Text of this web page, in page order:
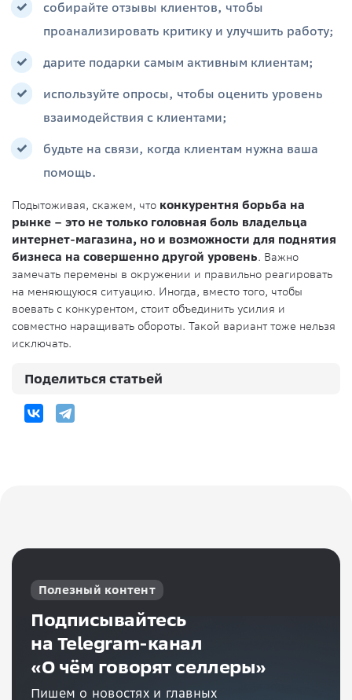
собирайте отзывы клиентов, чтобы
проанализировать критику и улучшить работу;
дарите подарки самым активным клиентам;
используйте опросы, чтобы оценить уровень
взаимодействия с клиентами;
будьте на связи, когда клиентам нужна ваша
помощь.
Подытоживая, скажем, что конкурентня борьба на
рынке – это не только головная боль владельца
интернет-магазина, но и возможности для поднятия
бизнеса на совершенно другой уровень. Важно
замечать перемены в окружении и правильно реагировать
на меняющуюся ситуацию. Иногда, вместо того, чтобы
воевать с конкурентом, стоит объединить усилия и
совместно наращивать обороты. Такой вариант тоже нельзя
исключать.
Поделиться статьей
Полезный контент
Подписывайтесь
на Telegram-канал
«О чём говорят селлеры»
Пишем о новостях и главных